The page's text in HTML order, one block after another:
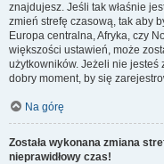
znajdujesz. Jeśli tak właśnie
zmień strefę czasową, tak aby
Europa centralna, Afryka, czy
większości ustawień, może
użytkowników. Jeżeli nie jesteś
dobry moment, by się
Na górę
Została wykonana zmiana
nieprawidłowy czas!